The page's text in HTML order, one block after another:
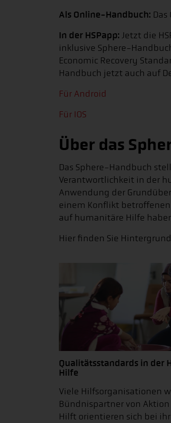
Als Online-Handbuch:
In der HSPapp: Jetzt die
inklusive Sphere-
Economic Recovery
Handbuch jetzt auch auf
Für Android
Für IOS
Über das
Das Sphere-Handbuch
Verantwortlichkeit in der
Anwendung der
einem Konflikt betroffenen
auf humanitäre Hilfe
Hier finden Sie
Qualitätsstandards in der
Hilfe
Viele Hilfsorganisationen
Bündnispartner von
Hilft orientieren sich bei